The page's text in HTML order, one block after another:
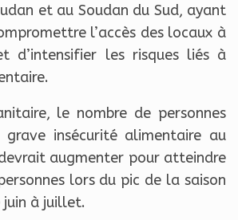
et au Soudan du Sud, ayant
l’accès des locaux à
d’intensifier les risques liés à
le nombre de personnes
insécurité alimentaire au
augmenter pour atteindre
lors du pic de la saison
juin à juillet.